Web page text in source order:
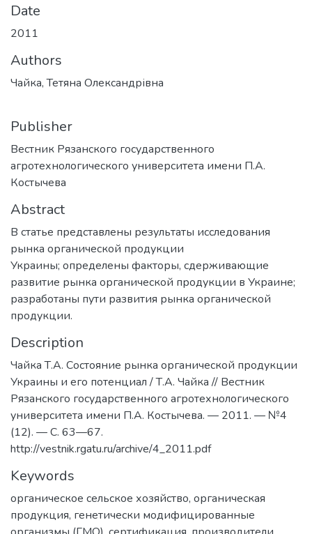
Date
2011
Authors
Чайка, Тетяна Олександрівна
Publisher
Вестник Рязанского государственного
агротехнологического университета имени П.А.
Костычева
Abstract
В статье представлены результаты исследования
рынка органической продукции
Украины; определены факторы, сдерживающие
развитие рынка органической продукции в Украине;
разработаны пути развития рынка органической
продукции.
Description
Чайка Т.А. Состояние рынка органической продукции
Украины и его потенциал / Т.А. Чайка // Вестник
Рязанского государственного агротехнологического
университета имени П.А. Костычева. — 2011. — №4
(12). — С. 63—67.
http://vestnik.rgatu.ru/archive/4_2011.pdf
Keywords
органическое сельское хозяйство, органическая
продукция, генетически модифицированные